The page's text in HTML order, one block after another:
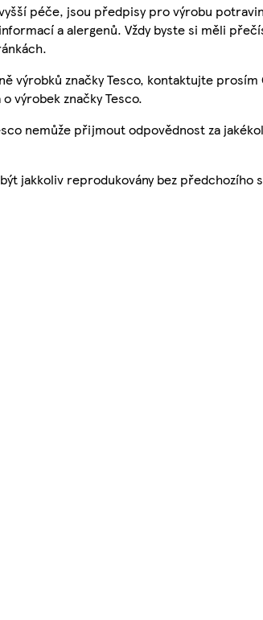
péče, jsou předpisy pro výrobu
a alergenů. Vždy byste si měli
výrobků značky Tesco, kontaktujte
výrobek značky Tesco.
nemůže přijmout odpovědnost za
jakkoliv reprodukovány bez předchozího